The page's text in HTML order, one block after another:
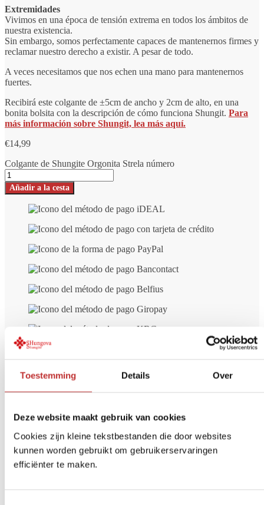
Toestemming Details Over
Deze website maakt gebruik van cookies
Cookies zijn kleine tekstbestanden die door websites
kunnen worden gebruikt om gebruikerservaringen
efficiënter te maken.
Extremidades
Vivimos en una época de tensión extrema en todos los ámbitos de
nuestra existencia.
Sin embargo, somos perfectamente capaces de mantenernos firmes y
reclamar nuestro derecho a existir. A pesar de todo.
A veces necesitamos que nos echen una mano para mantenernos
fuertes.
Recibirá este colgante de ±5cm de ancho y 2cm de alto, en una
bonita bolsita con la descripción de cómo funciona Shungit. Para
más información sobre Shungit, lea más aquí.
€14,99
Colgante de Shungite Orgonita Strela número
Añadir a la cesta
Pago seguroiDeal, tarjeta de crédito, etc.
Devolución en14 días
Opiniones de otros clientes sobre